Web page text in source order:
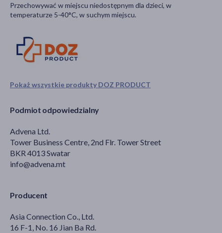
Pokaż wszystkie produkty DOZ PRODUCT
Podmiot odpowiedzialny
Advena Ltd.
Tower Business Centre, 2nd Flr. Tower Street
BKR 4013 Swatar
info@advena.mt
Producent
Asia Connection Co., Ltd.
16 F-1, No. 16 Jian Ba Rd.
Przechowywać w miejscu niedostępnym dla dzieci, w
temperaturze 5-40°C, w suchym miejscu.